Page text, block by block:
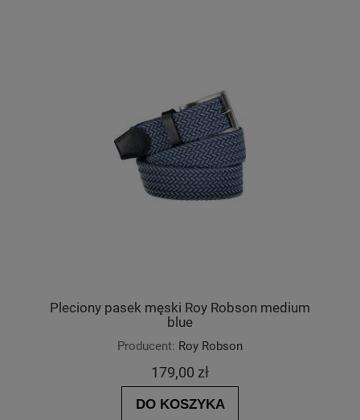
Pleciony pasek męski Roy Robson medium
blue
Producent: Roy Robson
179,00 zł
DO KOSZYKA